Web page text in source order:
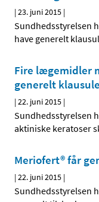
|23. juni 2015 |
Sundhedsstyrelsen
have generelt
Fire lægemidler
generelt
|22. juni 2015 |
Sundhedsstyrelsen
aktiniske keratoser
Meriofert® får
|22. juni 2015 |
Sundhedsstyrelsen